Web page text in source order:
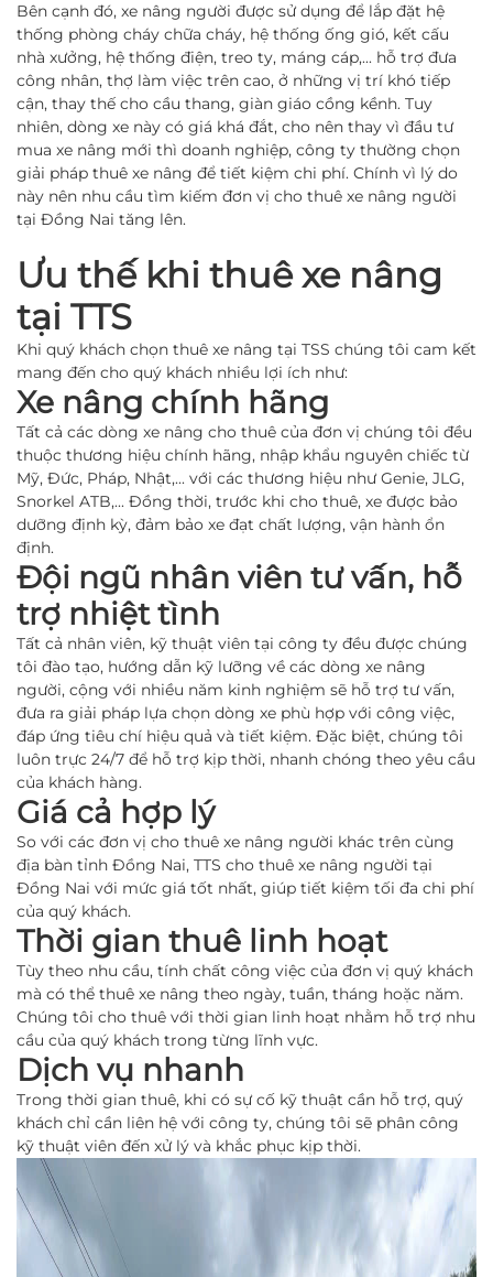
Bên cạnh đó, xe nâng người được sử dụng để lắp đặt hệ
thống phòng cháy chữa cháy, hệ thống ống gió, kết cấu
nhà xưởng, hệ thống điện, treo ty, máng cáp,... hỗ trợ đưa
công nhân, thợ làm việc trên cao, ở những vị trí khó tiếp
cận, thay thế cho cầu thang, giàn giáo cồng kềnh. Tuy
nhiên, dòng xe này có giá khá đắt, cho nên thay vì đầu tư
mua xe nâng mới thì doanh nghiệp, công ty thường chọn
giải pháp thuê xe nâng để tiết kiệm chi phí. Chính vì lý do
này nên nhu cầu tìm kiếm đơn vị cho thuê xe nâng người
tại Đồng Nai tăng lên.
Ưu thế khi thuê xe nâng
tại TTS
Khi quý khách chọn thuê xe nâng tại TSS chúng tôi cam kết
mang đến cho quý khách nhiều lợi ích như:
Xe nâng chính hãng
Tất cả các dòng xe nâng cho thuê của đơn vị chúng tôi đều
thuộc thương hiệu chính hãng, nhập khẩu nguyên chiếc từ
Mỹ, Đức, Pháp, Nhật,... với các thương hiệu như Genie, JLG,
Snorkel ATB,... Đồng thời, trước khi cho thuê, xe được bảo
dưỡng định kỳ, đảm bảo xe đạt chất lượng, vận hành ổn
định.
Đội ngũ nhân viên tư vấn, hỗ
trợ nhiệt tình
Tất cả nhân viên, kỹ thuật viên tại công ty đều được chúng
tôi đào tạo, hướng dẫn kỹ lưỡng về các dòng xe nâng
người, cộng với nhiều năm kinh nghiệm sẽ hỗ trợ tư vấn,
đưa ra giải pháp lựa chọn dòng xe phù hợp với công việc,
đáp ứng tiêu chí hiệu quả và tiết kiệm. Đặc biệt, chúng tôi
luôn trực 24/7 để hỗ trợ kịp thời, nhanh chóng theo yêu cầu
của khách hàng.
Giá cả hợp lý
So với các đơn vị cho thuê xe nâng người khác trên cùng
địa bàn tỉnh Đồng Nai, TTS cho thuê xe nâng người tại
Đồng Nai với mức giá tốt nhất, giúp tiết kiệm tối đa chi phí
của quý khách.
Thời gian thuê linh hoạt
Tùy theo nhu cầu, tính chất công việc của đơn vị quý khách
mà có thể thuê xe nâng theo ngày, tuần, tháng hoặc năm.
Chúng tôi cho thuê với thời gian linh hoạt nhằm hỗ trợ nhu
cầu của quý khách trong từng lĩnh vực.
Dịch vụ nhanh
Trong thời gian thuê, khi có sự cố kỹ thuật cần hỗ trợ, quý
khách chỉ cần liên hệ với công ty, chúng tôi sẽ phân công
kỹ thuật viên đến xử lý và khắc phục kịp thời.